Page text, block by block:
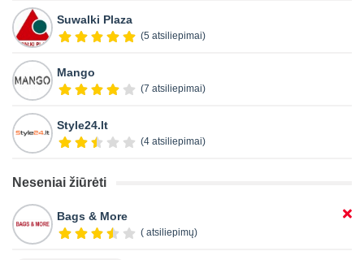
Suwalki Plaza
(5 atsiliepimai)
Mango
(7 atsiliepimai)
Style24.lt
(4 atsiliepimai)
Neseniai žiūrėti
Bags & More
( atsiliepimų)